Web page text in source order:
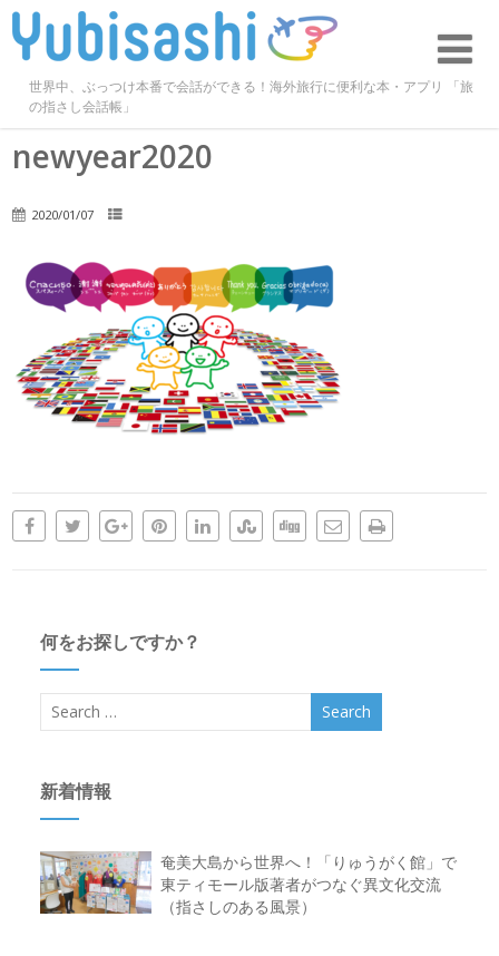
世界中、ぶっつけ本番で会話ができる！海外旅行に便利な本・アプリ 「旅
の指さし会話帳」
newyear2020
2020/01/07
何をお探しですか？
新着情報
奄美大島から世界へ！「りゅうがく館」で
東ティモール版著者がつなぐ異文化交流
（指さしのある風景）